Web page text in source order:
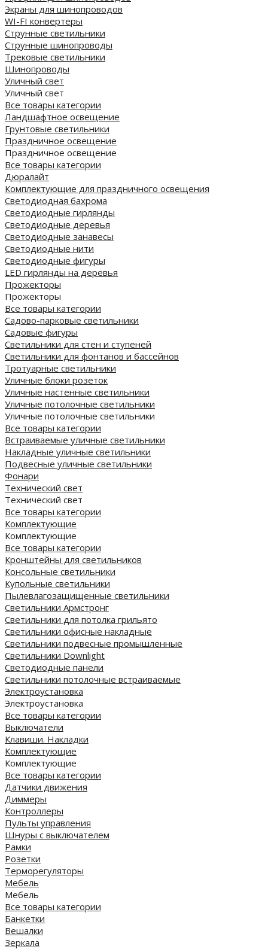
Экраны для шинопроводов
WI-FI конвертеры
Струнные светильники
Струнные шинопроводы
Трековые светильники
Шинопроводы
Уличный свет
Уличный свет
Все товары категории
Ландшафтное освещение
Грунтовые светильники
Праздничное освещение
Праздничное освещение
Все товары категории
Дюралайт
Комплектующие для праздничного освещения
Светодиодная бахрома
Светодиодные гирлянды
Светодиодные деревья
Светодиодные занавесы
Светодиодные нити
Светодиодные фигуры
LED гирлянды на деревья
Прожекторы
Прожекторы
Все товары категории
Садово-парковые светильники
Садовые фигуры
Светильники для стен и ступеней
Светильники для фонтанов и бассейнов
Тротуарные светильники
Уличные блоки розеток
Уличные настенные светильники
Уличные потолочные светильники
Уличные потолочные светильники
Все товары категории
Встраиваемые уличные светильники
Накладные уличные светильники
Подвесные уличные светильники
Фонари
Технический свет
Технический свет
Все товары категории
Комплектующие
Комплектующие
Все товары категории
Кронштейны для светильников
Консольные светильники
Купольные светильники
Пылевлагозащищенные светильники
Светильники Армстронг
Светильники для потолка грильято
Светильники офисные накладные
Светильники подвесные промышленные
Светильники Downlight
Светодиодные панели
Cветильники потолочные встраиваемые
Электроустановка
Электроустановка
Все товары категории
Выключатели
Клавиши. Накладки
Комплектующие
Комплектующие
Все товары категории
Датчики движения
Диммеры
Контроллеры
Пульты управления
Шнуры с выключателем
Рамки
Розетки
Терморегуляторы
Мебель
Мебель
Все товары категории
Банкетки
Вешалки
Зеркала